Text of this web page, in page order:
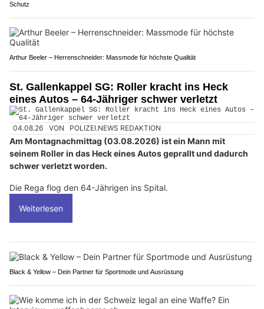
Schutz
Arthur Beeler – Herrenschneider: Massmode für höchste Qualität
St. Gallenkappel SG: Roller kracht ins Heck
eines Autos – 64-Jähriger schwer verletzt
04.08.26 VON POLIZEI.NEWS REDAKTION
Am Montagnachmittag (03.08.2026) ist ein Mann mit
seinem Roller in das Heck eines Autos geprallt und dadurch
schwer verletzt worden.
Die Rega flog den 64-Jährigen ins Spital.
Weiterlesen
Black & Yellow – Dein Partner für Sportmode und Ausrüstung